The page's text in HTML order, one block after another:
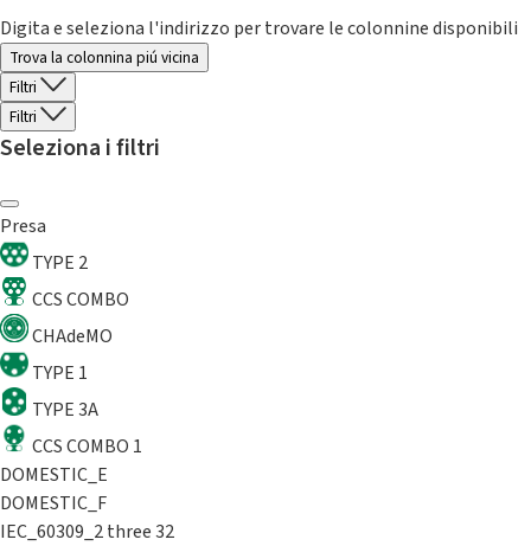
Digita e seleziona l'indirizzo per trovare le colonnine disponibili
Trova la colonnina piú vicina
Filtri
Filtri
Seleziona i filtri
Presa
TYPE 2
CCS COMBO
CHAdeMO
TYPE 1
TYPE 3A
CCS COMBO 1
DOMESTIC_E
DOMESTIC_F
IEC_60309_2 three 32